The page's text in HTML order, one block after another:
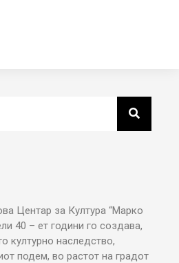
Центар за Култура “Марко
40 – ет години го создава,
културно наследство,
подем, во растот на градот